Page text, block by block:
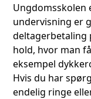
undervisning er
deltagerbetaling
hold, hvor man
eksempel
Hvis du har
endelig ringe